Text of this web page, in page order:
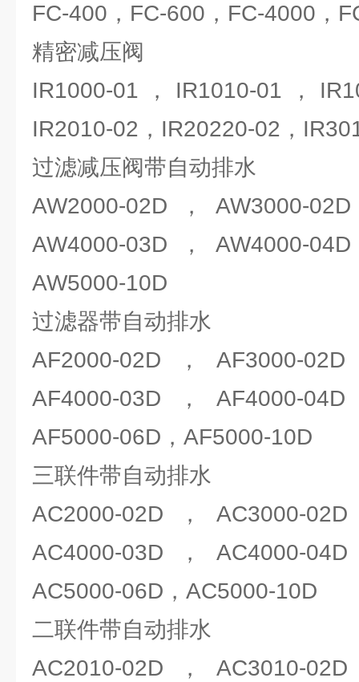
FC-400，FC-600，FC-4000，
精密减压阀
IR1000-01，IR1010-01，
IR2010-02，IR20220-02，
过滤减压阀带自动排水
AW2000-02D，AW3000-
AW4000-03D，AW4000-
AW5000-10D
过滤器带自动排水
AF2000-02D，AF3000-
AF4000-03D，AF4000-
AF5000-06D，AF5000-10D
三联件带自动排水
AC2000-02D，AC3000-
AC4000-03D，AC4000-
AC5000-06D，AC5000-10D
二联件带自动排水
AC2010-02D，AC3010-